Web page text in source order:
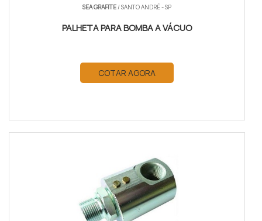
SEA GRAFITE/ SANTO ANDRÉ - SP
PALHETA PARA BOMBA A VÁCUO
COTAR AGORA